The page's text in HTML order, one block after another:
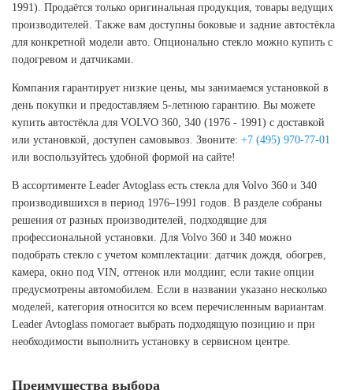
1991). Продаётся только оригинальная продукция, товары ведущих
производителей. Также вам доступны боковые и задние автостёкла
для конкретной модели авто. Опционально стекло можно купить с
подогревом и датчиками.
Компания гарантирует низкие цены, мы занимаемся установкой в
день покупки и предоставляем 5-летнюю гарантию. Вы можете
купить автостёкла для VOLVO 360, 340 (1976 - 1991) с доставкой
или установкой, доступен самовывоз. Звоните: +7 (495) 970-77-01
или воспользуйтесь удобной формой на сайте!
В ассортименте Leader Avtoglass есть стекла для Volvo 360 и 340
производившихся в период 1976–1991 годов. В разделе собраны
решения от разных производителей, подходящие для
профессиональной установки. Для Volvo 360 и 340 можно
подобрать стекло с учетом комплектации: датчик дождя, обогрев,
камера, окно под VIN, оттенок или молдинг, если такие опции
предусмотрены автомобилем. Если в названии указано несколько
моделей, категория относится ко всем перечисленным вариантам.
Leader Avtoglass помогает выбрать подходящую позицию и при
необходимости выполнить установку в сервисном центре.
Преимущества выбора